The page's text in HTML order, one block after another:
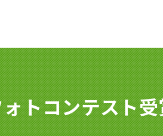
トコンテスト